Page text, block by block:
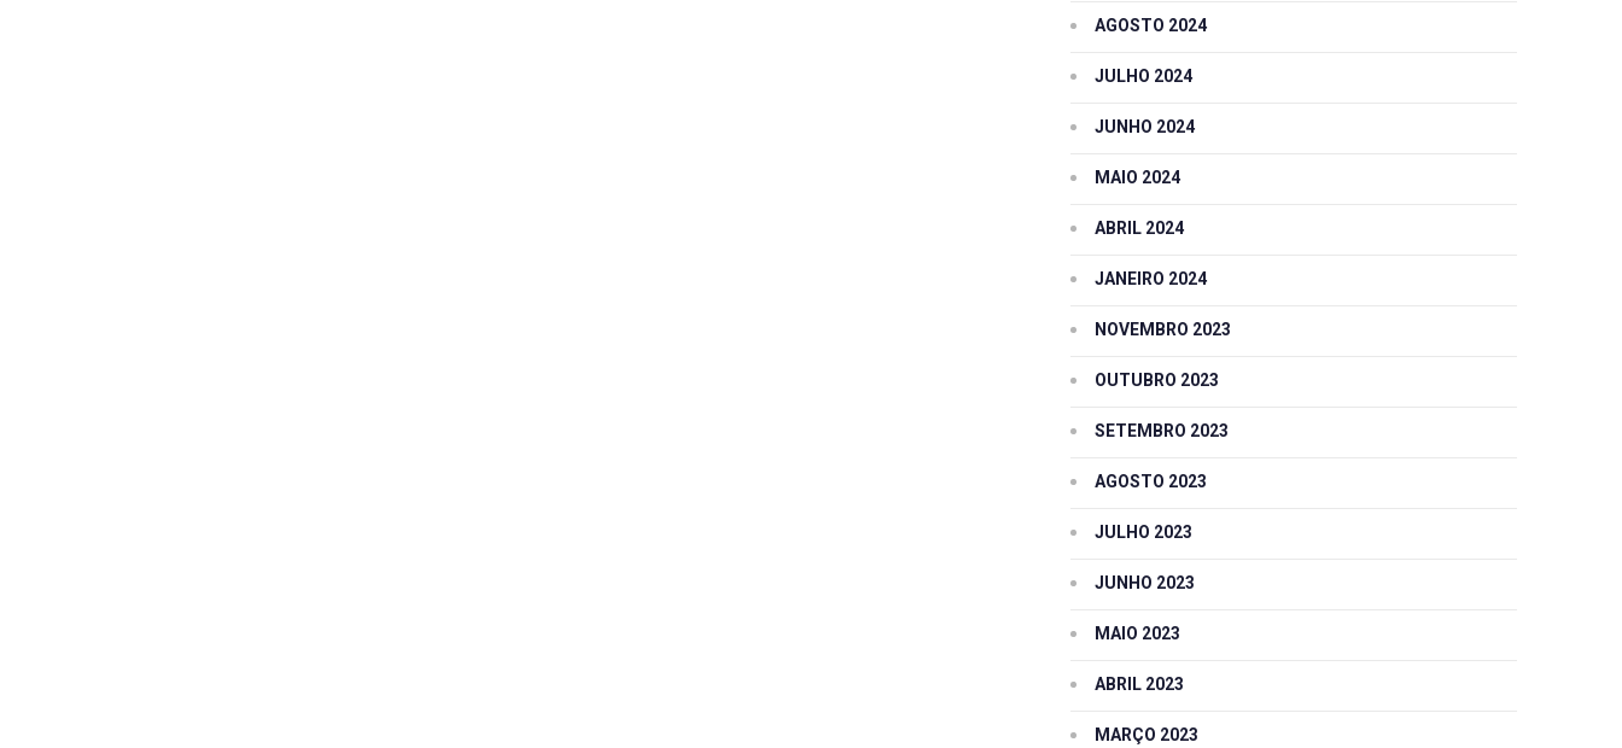
AGOSTO 2024
JULHO 2024
JUNHO 2024
MAIO 2024
ABRIL 2024
JANEIRO 2024
NOVEMBRO 2023
OUTUBRO 2023
SETEMBRO 2023
AGOSTO 2023
JULHO 2023
JUNHO 2023
MAIO 2023
ABRIL 2023
MARÇO 2023